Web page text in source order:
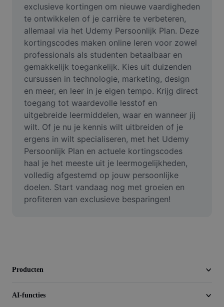
AI People Remover
AI Inpainting
Face Cutout
Video
Videoachtergrond verwijderen
Kwaliteit verbeteren
Video-editor
Video inkorten
Ondertitels toevoegen aan video
exclusieve kortingen om nieuwe vaardigheden
te ontwikkelen of je carrière te verbeteren,
allemaal via het Udemy Persoonlijk Plan. Deze
kortingscodes maken online leren voor zowel
professionals als studenten betaalbaar en
gemakkelijk toegankelijk. Kies uit duizenden
cursussen in technologie, marketing, design
en meer, en leer in je eigen tempo. Krijg direct
toegang tot waardevolle lesstof en
uitgebreide leermiddelen, waar en wanneer jij
wilt. Of je nu je kennis wilt uitbreiden of je
ergens in wilt specialiseren, met het Udemy
Persoonlijk Plan en actuele kortingscodes
haal je het meeste uit je leermogelijkheden,
volledig afgestemd op jouw persoonlijke
doelen. Start vandaag nog met groeien en
profiteren van exclusieve besparingen!
Producten
AI-functies